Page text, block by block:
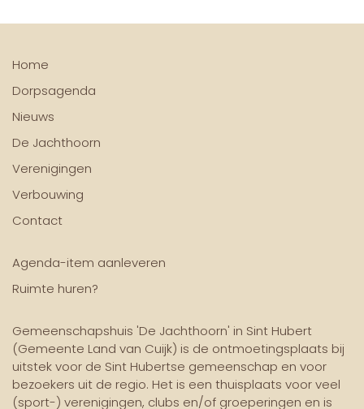
Home
Dorpsagenda
Nieuws
De Jachthoorn
Verenigingen
Verbouwing
Contact
Agenda-item aanleveren
Ruimte huren?
Gemeenschapshuis 'De Jachthoorn' in Sint Hubert
(Gemeente Land van Cuijk) is de ontmoetingsplaats bij
uitstek voor de Sint Hubertse gemeenschap en voor
bezoekers uit de regio. Het is een thuisplaats voor veel
(sport-) verenigingen, clubs en/of groeperingen en is